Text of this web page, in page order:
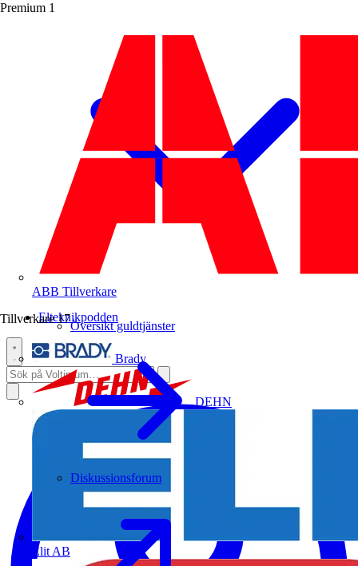
Premium 1
ABB Tillverkare
Tillverkare 17
Brady
DEHN
Elit AB
Översikt guldtjänster
Diskussionsforum
Elteknikpodden